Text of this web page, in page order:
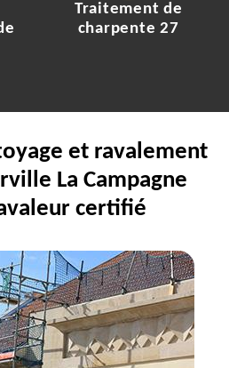
Traitement de
charpente 27
et ravalement
La Campagne
certifié